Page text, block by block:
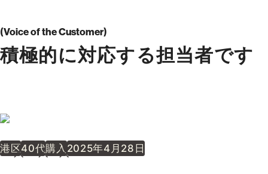
Voice of the Customer
積極的に対応する担当者です
港区40代購入 2025年4月28日